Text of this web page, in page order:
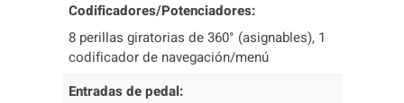
Codificadores/Potenciadores:
8 perillas giratorias de 360° (asignables), 1
codificador de navegación/menú
Entradas de pedal: